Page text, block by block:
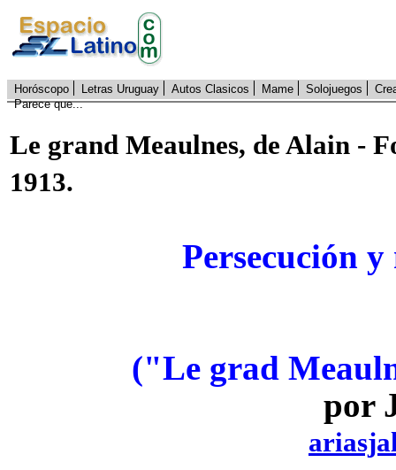
Horóscopo Letras Uruguay Autos Clasicos Mame Solojuegos
Parece que...
Le grand Meaulnes, de Alain -
1913.
Persecución
("Le grad
por